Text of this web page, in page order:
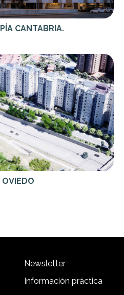
CANTABRIA.
OVIEDO
Newsletter
Información práctica